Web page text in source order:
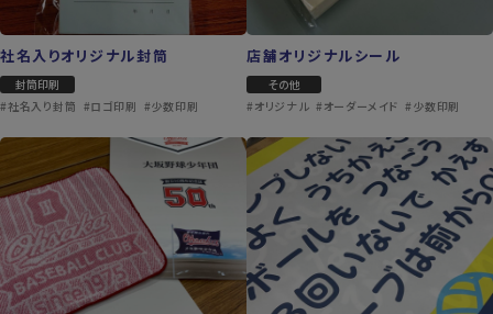
社名入りオリジナル封筒
封筒印刷
#社名入り封筒 #ロゴ印刷 #少数印刷
店舗オリジナルシール
その他
#オリジナル #オーダーメイド #少数印刷